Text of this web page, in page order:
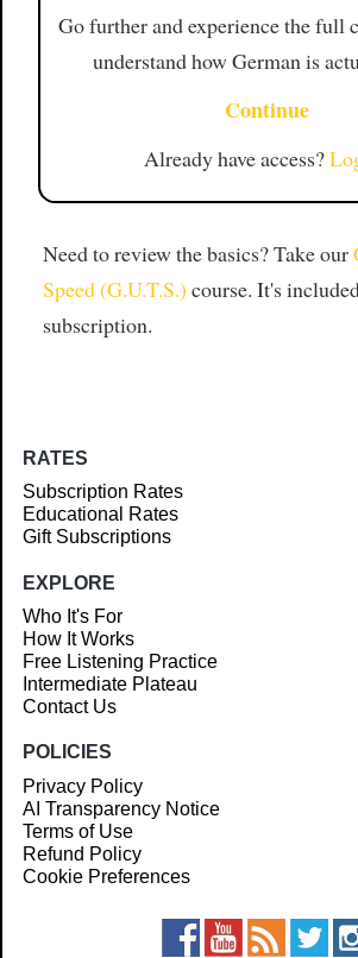
Go further and experience the full
understand how German is
Continue
Already have access?
Need to review the basics? Take our
Speed (G.U.T.S.) course. It's
subscription.
RATES
Subscription Rates
Educational Rates
Gift Subscriptions
EXPLORE
Who It's For
How It Works
Free Listening Practice
Intermediate Plateau
Contact Us
POLICIES
Privacy Policy
AI Transparency Notice
Terms of Use
Refund Policy
Cookie Preferences